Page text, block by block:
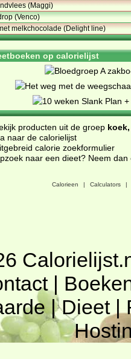
(Maggi)
(Venco)
melkchocolade (Delight line)
op calorielijst
producten uit de groep
naar de calorielijst
calorie zoekformulier
naar een dieet? Neem
Calorieen | Calculators |
|
|Dieet|